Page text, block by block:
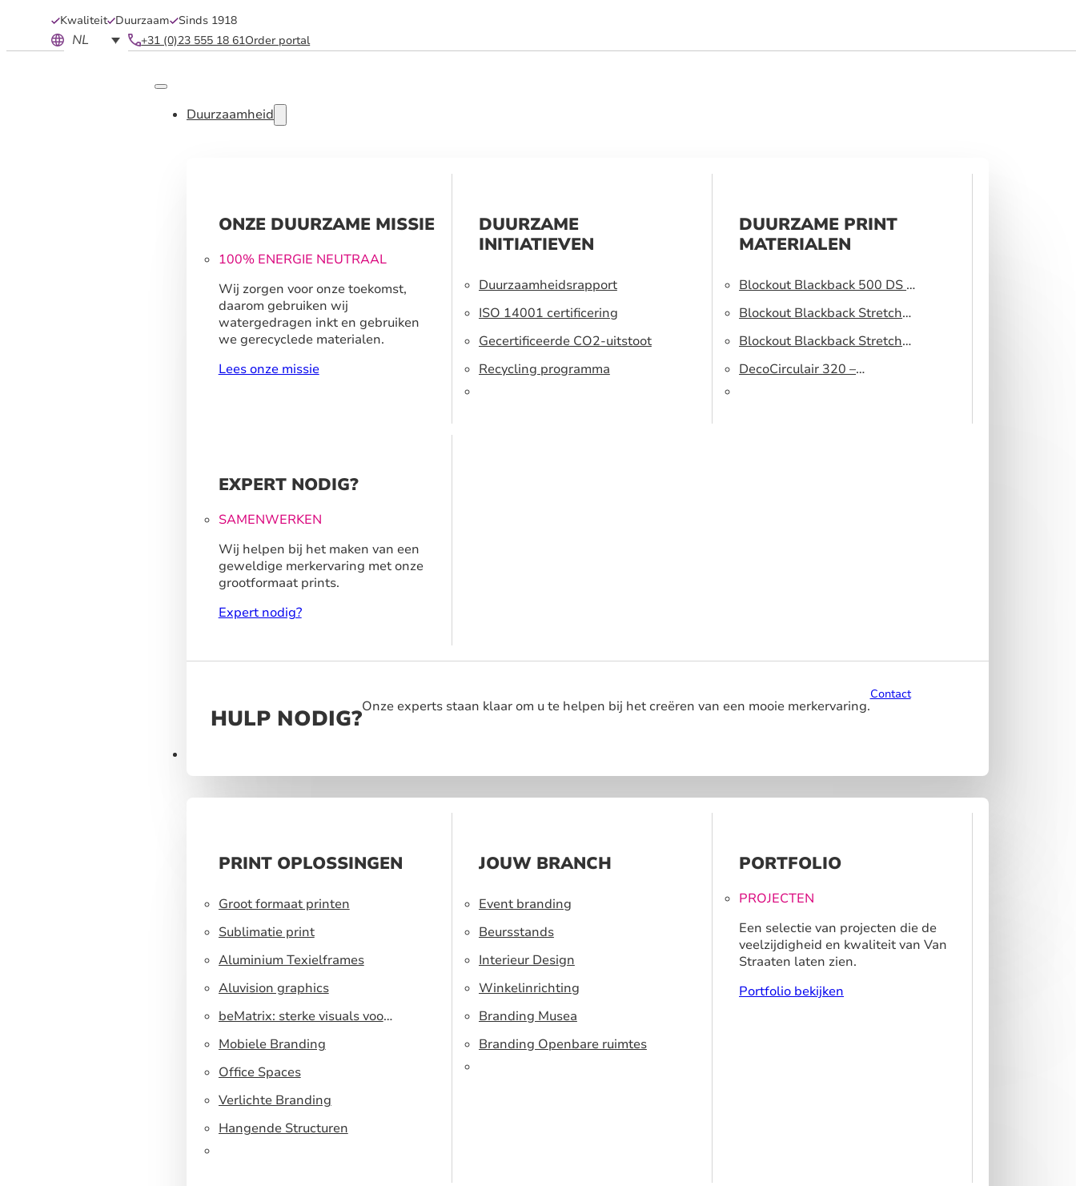
Kwaliteit Duurzaam Sinds 1918
NL +31 (0)23 555 18 61Order portal
Duurzaamheid
ONZE DUURZAME MISSIE
100% ENERGIE NEUTRAAL
Wij zorgen voor onze toekomst,
daarom gebruiken wij
watergedragen inkt en gebruiken
we gerecyclede materialen.
Lees onze missie
DUURZAME
INITIATIEVEN
Duurzaamheidsrapport
ISO 14001 certificering
Gecertificeerde CO2-uitstoot
Recycling programma
DUURZAME PRINT
MATERIALEN
Blockout Blackback 500 DS –
Lichtblokkerend peesdoek
Blockout Blackback Stretch
320 DS – Lichtblokkerend
peesdoek
Blockout Blackback Stretch
500 DS – Lichtblokkerend
DecoCirculair 320 –
EXPERT NODIG?
SAMENWERKEN
Wij helpen bij het maken van een
geweldige merkervaring met onze
grootformaat prints.
Expert nodig?
HULP NODIG?Onze experts staan klaar om u te helpen bij het creëren van een mooie merkervaring.
Contact
PRINT OPLOSSINGEN
Groot formaat printen
Sublimatie print
Aluminium Texielframes
Aluvision graphics
beMatrix: sterke visuals voor
een flexibel
standbouwsysteem
Mobiele Branding
Office Spaces
Verlichte Branding
Hangende Structuren
JOUW BRANCH
Event branding
Beursstands
Interieur Design
Winkelinrichting
Branding Musea
Branding Openbare ruimtes
PORTFOLIO
PROJECTEN
Een selectie van projecten die de
veelzijdigheid en kwaliteit van Van
Straaten laten zien.
Portfolio bekijken